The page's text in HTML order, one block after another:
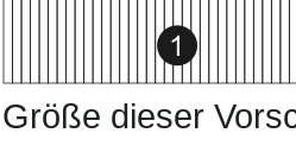
Größe dieser